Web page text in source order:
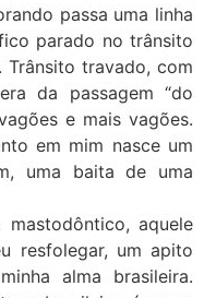
passa uma linha
parado no trânsito
travado, com
da passagem “do
e mais vagões.
em mim nasce um
uma baita de uma
aquele
resfolegar, um apito
alma brasileira.